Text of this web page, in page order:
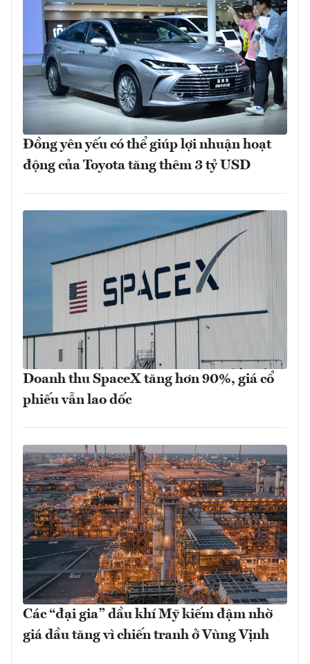
Đồng yên yếu có thể giúp lợi nhuận hoạt
động của Toyota tăng thêm 3 tỷ USD
Doanh thu SpaceX tăng hơn 90%, giá cổ
phiếu vẫn lao dốc
Các “đại gia” dầu khí Mỹ kiếm đậm nhờ
giá dầu tăng vì chiến tranh ở Vùng Vịnh